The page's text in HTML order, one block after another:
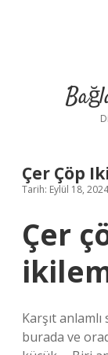
Çer Çöp
Tarih: Eylül 18, 2024
Çer
Karşıt
burada ve